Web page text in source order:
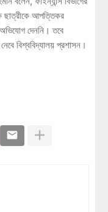
ছাত্রীকে আপত্তিকর
দেননি। তবে
বিশ্ববিদ্যালয় প্রশাসন।